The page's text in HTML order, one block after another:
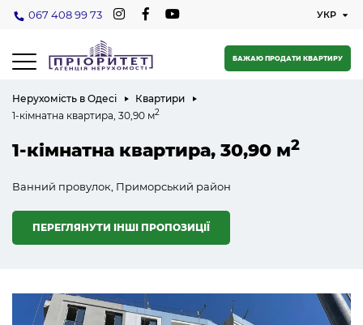
067 408 99 73
БАЖАЮ ПРОДАТИ КВАРТИРУ
Нерухомість в Одесі
Квартири
1-кімнатна квартира, 30,90 м2
1-кімнатна квартира, 30,90 м2
Ванний провулок, Приморський район
ПЕРЕГЛЯНУТИ ІНШІ ПРОПОЗИЦІЇ